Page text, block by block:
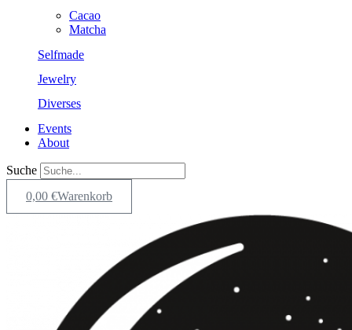
Cacao
Matcha
Selfmade
Jewelry
Diverses
Events
About
Suche
0,00 €Warenkorb